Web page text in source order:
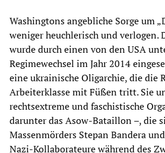
Washingtons angebliche Sorge um
weniger heuchlerisch und verlogen.
wurde durch einen von den USA
Regimewechsel im Jahr 2014
eine ukrainische Oligarchie, die die
Arbeiterklasse mit Füßen tritt. Sie
rechtsextreme und faschistische
darunter das Asow-Bataillon –, die
Massenmörders Stepan Bandera
Nazi-Kollaborateure während des